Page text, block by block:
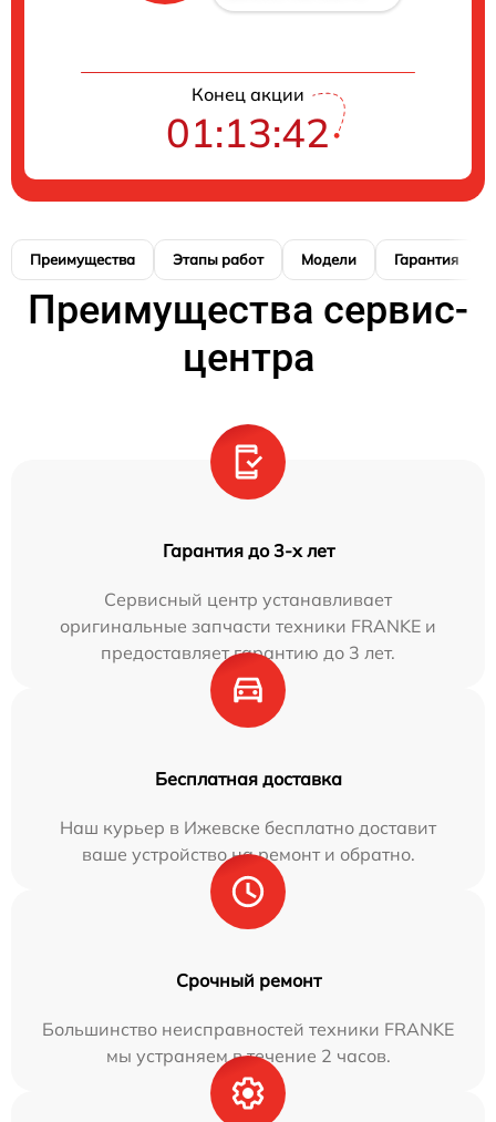
Конец акции
01:13:41
Преимущества Этапы работ Модели Гарантия
Преимущества сервис-
центра
Гарантия до 3-х лет
Сервисный центр устанавливает
оригинальные запчасти техники FRANKE и
предоставляет гарантию до 3 лет.
Бесплатная доставка
Наш курьер в Ижевске бесплатно доставит
ваше устройство на ремонт и обратно.
Срочный ремонт
Большинство неисправностей техники FRANKE
мы устраняем в течение 2 часов.